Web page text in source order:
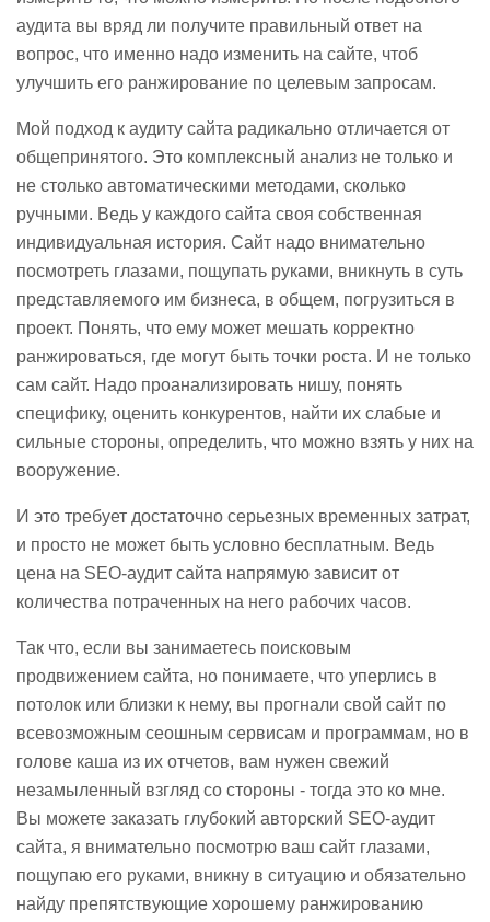
аудита вы вряд ли получите правильный ответ на
вопрос, что именно надо изменить на сайте, чтоб
улучшить его ранжирование по целевым запросам.
Мой подход к аудиту сайта радикально отличается от
общепринятого. Это комплексный анализ не только и
не столько автоматическими методами, сколько
ручными. Ведь у каждого сайта своя собственная
индивидуальная история. Сайт надо внимательно
посмотреть глазами, пощупать руками, вникнуть в суть
представляемого им бизнеса, в общем, погрузиться в
проект. Понять, что ему может мешать корректно
ранжироваться, где могут быть точки роста. И не только
сам сайт. Надо проанализировать нишу, понять
специфику, оценить конкурентов, найти их слабые и
сильные стороны, определить, что можно взять у них на
вооружение.
И это требует достаточно серьезных временных затрат,
и просто не может быть условно бесплатным. Ведь
цена на SEO-аудит сайта напрямую зависит от
количества потраченных на него рабочих часов.
Так что, если вы занимаетесь поисковым
продвижением сайта, но понимаете, что уперлись в
потолок или близки к нему, вы прогнали свой сайт по
всевозможным сеошным сервисам и программам, но в
голове каша из их отчетов, вам нужен свежий
незамыленный взгляд со стороны - тогда это ко мне.
Вы можете заказать глубокий авторский SEO-аудит
сайта, я внимательно посмотрю ваш сайт глазами,
пощупаю его руками, вникну в ситуацию и обязательно
найду препятствующие хорошему ранжированию